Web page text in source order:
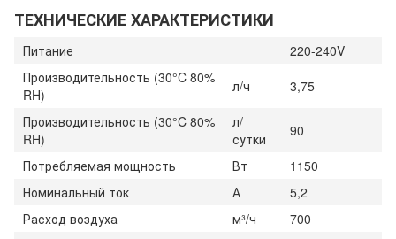
ТЕХНИЧЕСКИЕ ХАРАКТЕРИСТИКИ
Питание
220-240V
Производительность (30°C 80%
RH)
л/ч
3,75
Производительность (30°C 80%
RH)
л/
сутки
90
Потребляемая мощность
Вт
1150
Номинальный ток
А
5,2
Расход воздуха
м³/ч
700